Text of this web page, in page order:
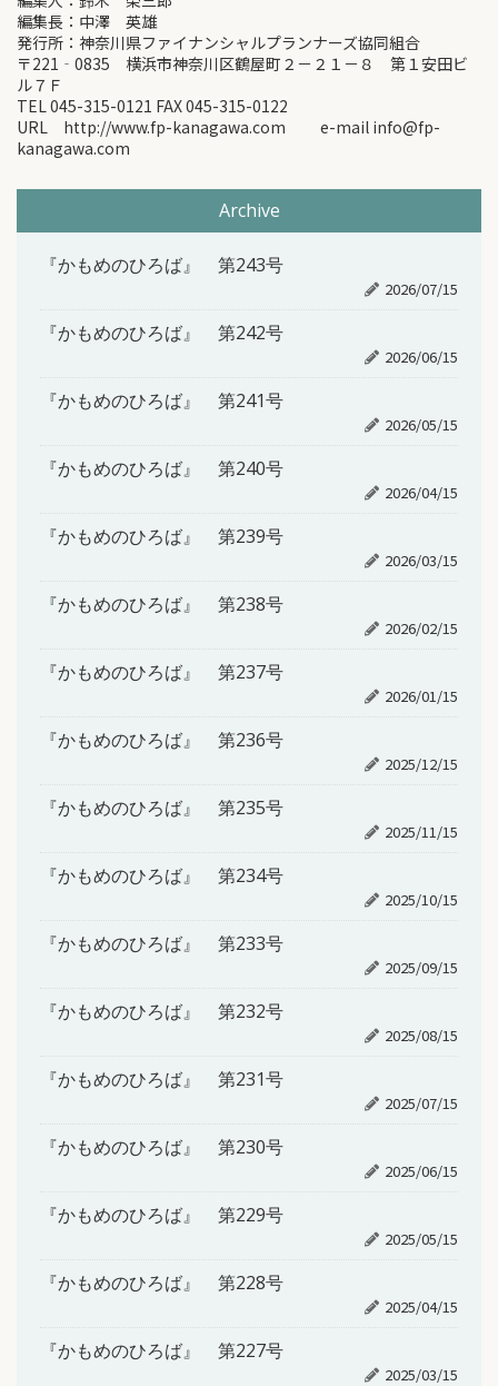
編集長：中澤 英雄
発行所：神奈川県ファイナンシャルプランナーズ協同組合
〒221‐0835 横浜市神奈川区鶴屋町２－２１－８ 第１安田ビ
ル７Ｆ
TEL 045-315-0121 FAX 045-315-0122
URL http://www.fp-kanagawa.com e-mail info@fp-
kanagawa.com
Archive
『かもめのひろば』 第243号
2026/07/15
『かもめのひろば』 第242号
2026/06/15
『かもめのひろば』 第241号
2026/05/15
『かもめのひろば』 第240号
2026/04/15
『かもめのひろば』 第239号
2026/03/15
『かもめのひろば』 第238号
2026/02/15
『かもめのひろば』 第237号
2026/01/15
『かもめのひろば』 第236号
2025/12/15
『かもめのひろば』 第235号
2025/11/15
『かもめのひろば』 第234号
2025/10/15
『かもめのひろば』 第233号
2025/09/15
『かもめのひろば』 第232号
2025/08/15
『かもめのひろば』 第231号
2025/07/15
『かもめのひろば』 第230号
2025/06/15
『かもめのひろば』 第229号
2025/05/15
『かもめのひろば』 第228号
2025/04/15
『かもめのひろば』 第227号
2025/03/15